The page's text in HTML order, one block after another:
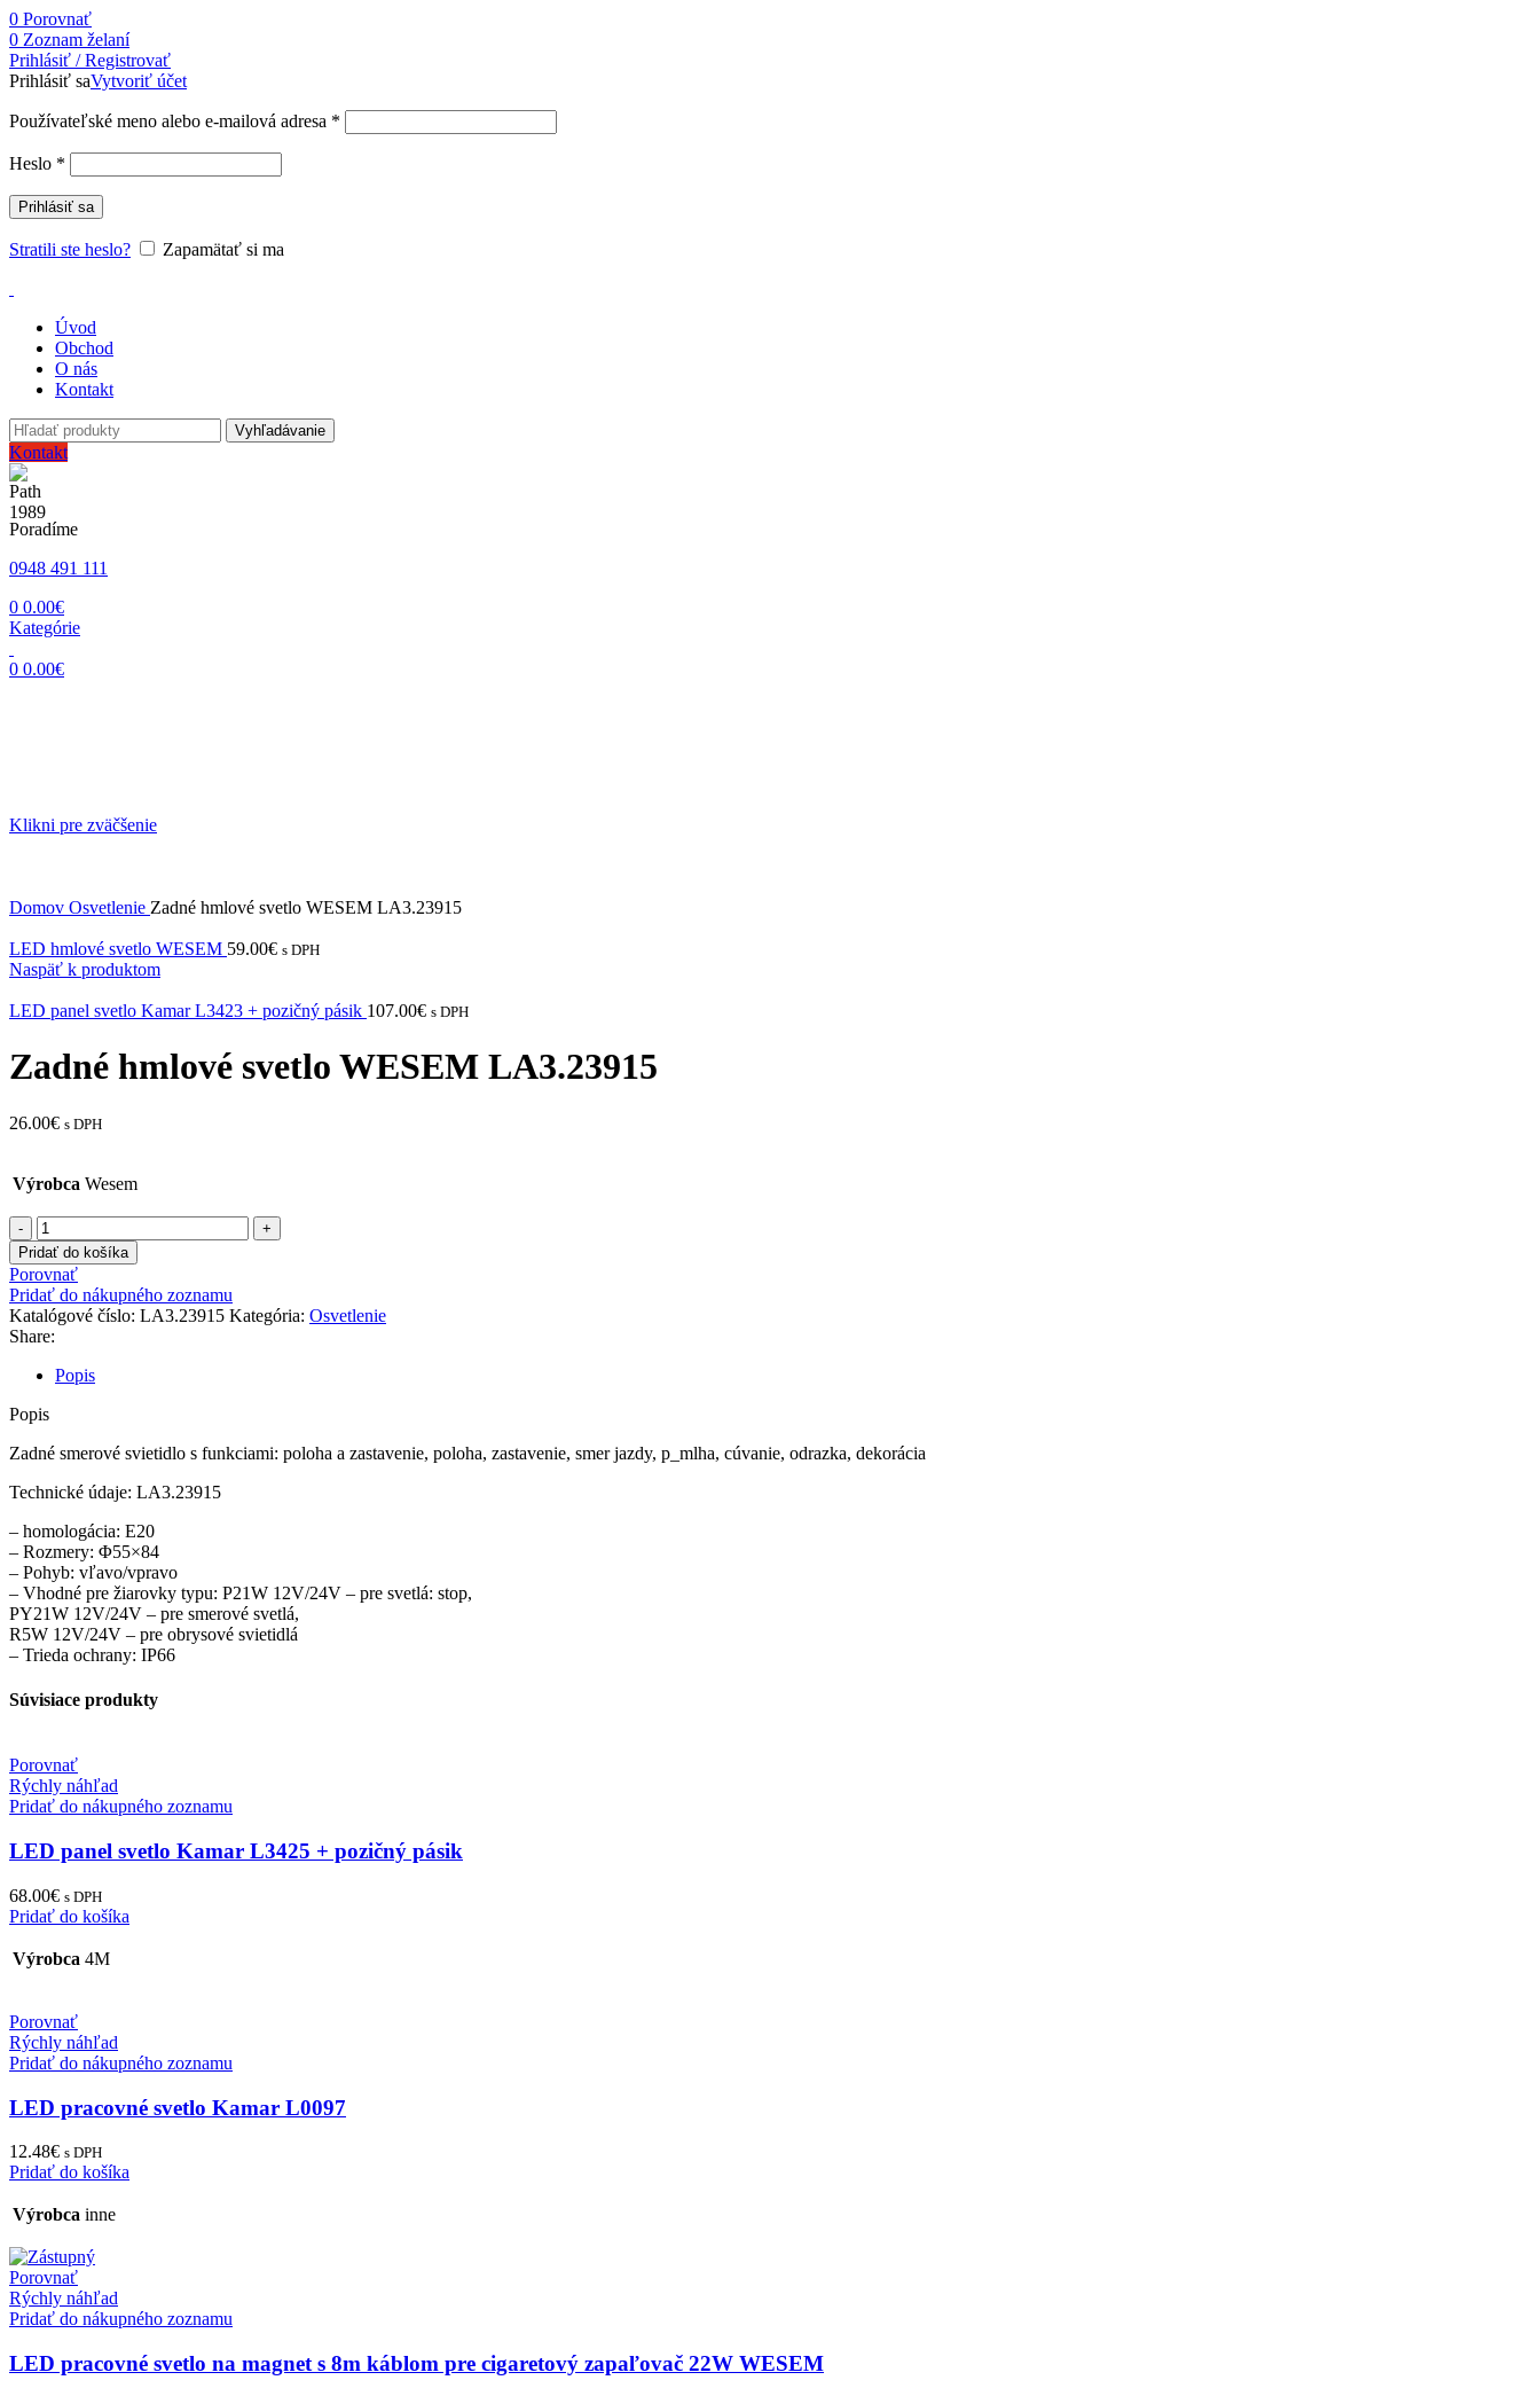
0 Porovnať
0 Zoznam želaní
Prihlásiť / Registrovať
Prihlásiť saVytvoriť účet
Používateľské meno alebo e-mailová adresa *
Heslo *
Prihlásiť sa
Stratili ste heslo? Zapamätať si ma
Úvod
Obchod
O nás
Kontakt
Vyhľadávanie
Kontakt
Poradíme
0948 491 111
0 0.00€
Kategórie
0 0.00€
Klikni pre zväčšenie
Domov Osvetlenie Zadné hmlové svetlo WESEM LA3.23915
LED hmlové svetlo WESEM 59.00€ s DPH
Naspäť k produktom
LED panel svetlo Kamar L3423 + pozičný pásik 107.00€ s DPH
Zadné hmlové svetlo WESEM LA3.23915
26.00€ s DPH
Výrobca Wesem
množstvo
Zadné
hmlové
svetlo
WESEM
LA3.23915
Pridať do košíka
Porovnať
Pridať do nákupného zoznamu
Katalógové číslo: LA3.23915 Kategória: Osvetlenie
Share:
Popis
Popis
Zadné smerové svietidlo s funkciami: poloha a zastavenie, poloha, zastavenie, smer jazdy, p_mlha, cúvanie, odrazka, dekorácia
Technické údaje: LA3.23915
– homologácia: E20
– Rozmery: Φ55×84
– Pohyb: vľavo/vpravo
– Vhodné pre žiarovky typu: P21W 12V/24V – pre svetlá: stop,
PY21W 12V/24V – pre smerové svetlá,
R5W 12V/24V – pre obrysové svietidlá
– Trieda ochrany: IP66
Súvisiace produkty
Porovnať
Rýchly náhľad
Pridať do nákupného zoznamu
LED panel svetlo Kamar L3425 + pozičný pásik
68.00€ s DPH
Pridať do košíka
Výrobca 4M
Porovnať
Rýchly náhľad
Pridať do nákupného zoznamu
LED pracovné svetlo Kamar L0097
12.48€ s DPH
Pridať do košíka
Výrobca inne
Porovnať
Rýchly náhľad
Pridať do nákupného zoznamu
LED pracovné svetlo na magnet s 8m káblom pre cigaretový zapaľovač 22W WESEM